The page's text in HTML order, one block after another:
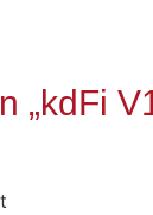
„kdFi